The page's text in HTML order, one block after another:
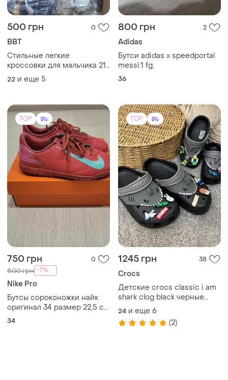
500 грн 0
BBT
Стильные легкие
кроссовки для мальчика 21-
26
22 и еще 5
800 грн 2
Adidas
Бутси adidas x speedportal
messi.1 fg,
36
TOP
750 грн 0
800 грн -7%
Nike Pro
Бутсы сороконожки найк
оригинал 34 размер 22,5 см
потолка
34
TOP
1245 грн 38
Crocs
Детские crocs classic i am
shark clog black черные
лидер продаж все размеры
в наличии джибитсы
24 и еще 6
(2)